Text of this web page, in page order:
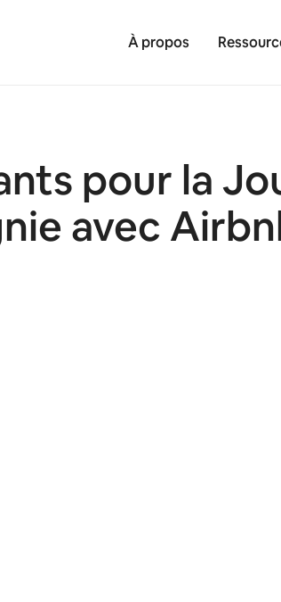
À propos
pour la
avec